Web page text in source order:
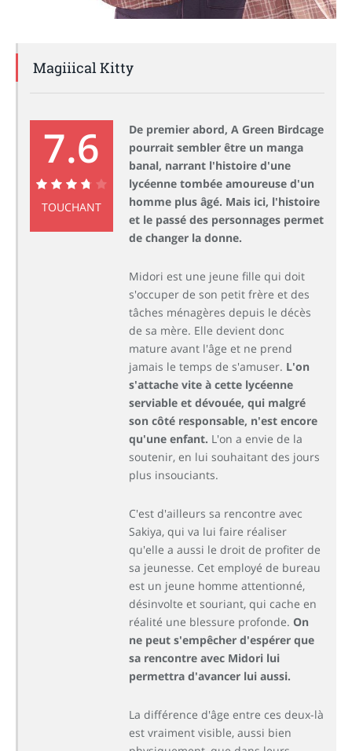
Magiiical Kitty
7.6
7.6
TOUCHANT
De premier abord, A Green Birdcage
pourrait sembler être un manga
banal, narrant l'histoire d'une
lycéenne tombée amoureuse d'un
homme plus âgé. Mais ici, l'histoire
et le passé des personnages permet
de changer la donne.
Midori est une jeune fille qui doit
s'occuper de son petit frère et des
tâches ménagères depuis le décès
de sa mère. Elle devient donc
mature avant l'âge et ne prend
jamais le temps de s'amuser. L'on
s'attache vite à cette lycéenne
serviable et dévouée, qui malgré
son côté responsable, n'est encore
qu'une enfant. L'on a envie de la
soutenir, en lui souhaitant des jours
plus insouciants.
C'est d'ailleurs sa rencontre avec
Sakiya, qui va lui faire réaliser
qu'elle a aussi le droit de profiter de
sa jeunesse. Cet employé de bureau
est un jeune homme attentionné,
désinvolte et souriant, qui cache en
réalité une blessure profonde. On
ne peut s'empêcher d'espérer que
sa rencontre avec Midori lui
permettra d'avancer lui aussi.
La différence d'âge entre ces deux-là
est vraiment visible, aussi bien